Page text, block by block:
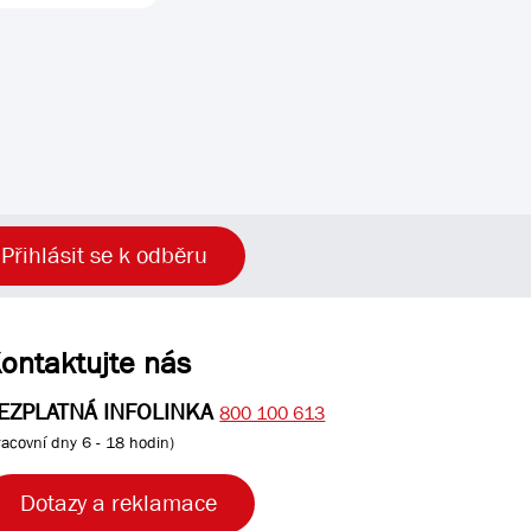
Přihlásit se k odběru
nás
INFOLINKA 800 100 613
dny 6 - 18 hodin)
Dotazy a reklamace